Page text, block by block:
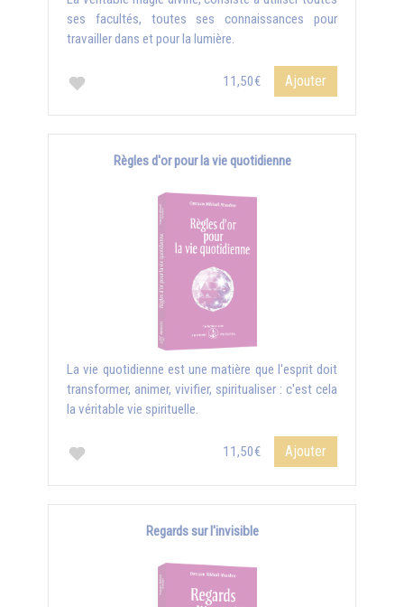
ses facultés, toutes ses connaissances pour
travailler dans et pour la lumière.
11,50€ Ajouter
Règles d'or pour la vie quotidienne
La vie quotidienne est une matière que l'esprit doit
transformer, animer, vivifier, spiritualiser : c'est cela
la véritable vie spirituelle.
11,50€ Ajouter
Regards sur l'invisible